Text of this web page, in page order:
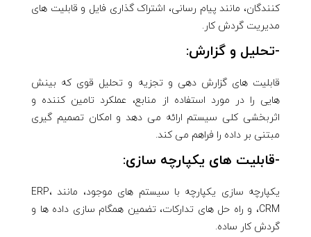
کنندگان، مانند پیام رسانی، اشتراک گذاری فایل و قابلیت های
مدیریت گردش کار.
-تحلیل و گزارش:
قابلیت های گزارش دهی و تجزیه و تحلیل قوی که بینش
هایی را در مورد استفاده از منابع، عملکرد تامین کننده و
اثربخشی کلی سیستم ارائه می دهد و امکان تصمیم گیری
مبتنی بر داده را فراهم می کند.
-قابلیت های یکپارچه سازی:
یکپارچه سازی یکپارچه با سیستم های موجود، مانند ERP،
CRM، و راه حل های تدارکات، تضمین همگام سازی داده ها و
گردش کار ساده.